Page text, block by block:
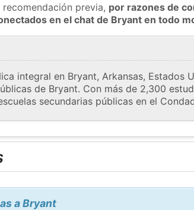
previa, por razones de
en el chat de Bryant en todo
integral en Bryant, Arkansas, Estados
de Bryant. Con más de 2,300
secundarias públicas en el
a Bryant